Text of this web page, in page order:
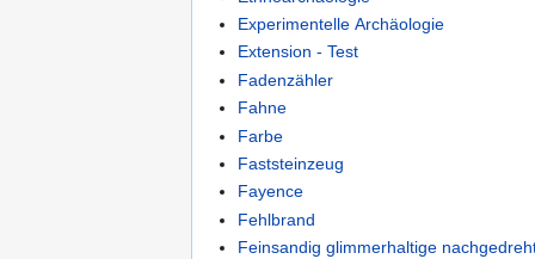
Experimentelle Archäologie
Extension - Test
Fadenzähler
Fahne
Farbe
Faststeinzeug
Fayence
Fehlbrand
Feinsandig glimmerhaltige